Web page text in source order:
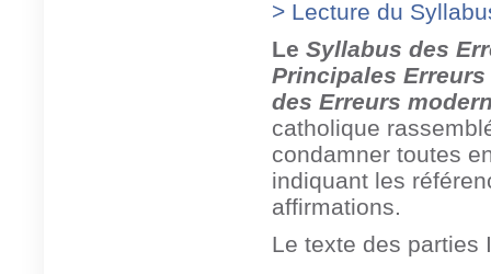
> Lecture du
Le Syllabus des
Principales
des Erreurs
catholique
condamner toutes
indiquant les
affirmations.
Le texte des parties